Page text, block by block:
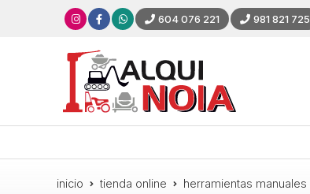
604 076 221 981 821 725
inicio tienda online herramientas manuales